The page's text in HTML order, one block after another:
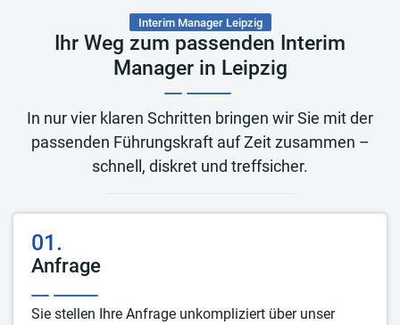
Interim Manager Leipzig
Ihr Weg zum passenden Interim
Manager in Leipzig
In nur vier klaren Schritten bringen wir Sie mit der
passenden Führungskraft auf Zeit zusammen –
schnell, diskret und treffsicher.
01.
Anfrage
Sie stellen Ihre Anfrage unkompliziert über unser